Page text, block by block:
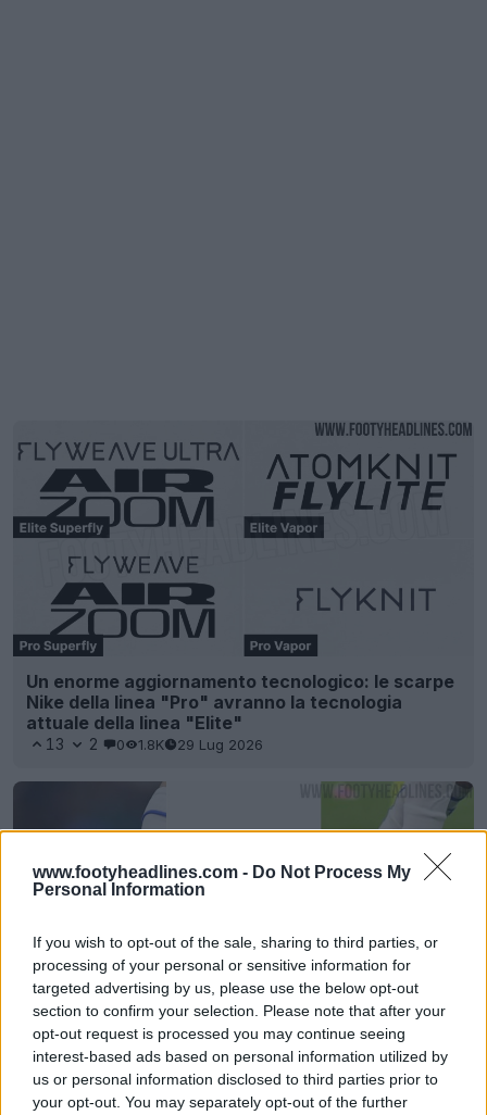
www.footyheadlines.com - Do Not Process My
Personal Information
If you wish to opt-out of the sale, sharing to third parties, or
processing of your personal or sensitive information for
targeted advertising by us, please use the below opt-out
section to confirm your selection. Please note that after your
opt-out request is processed you may continue seeing
interest-based ads based on personal information utilized by
us or personal information disclosed to third parties prior to
your opt-out. You may separately opt-out of the further
Un enorme aggiornamento tecnologico: le scarpe
Nike della linea "Pro" avranno la tecnologia
attuale della linea "Elite"
13 2 0 1.8K 29 Lug 2026
I giocatori dell’Uzbekistan indossano bellissime
scarpe personalizzate con i colori della bandiera
21 1 0 2.2K 29 Lug 2026